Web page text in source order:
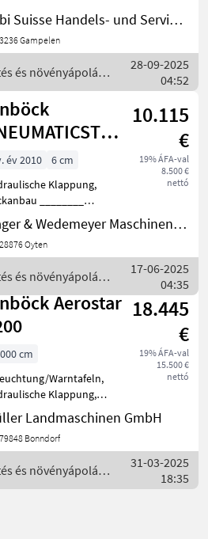
Apróhirdetések
Frontsteifblech
u. Beleuchtung nach
Aebi Suisse Handels- und Serviceorganisation SA
3236 Gampelen
és növényápolás
28-09-2025
04:52
10.115
€
19% ÁFA-val
8.500 €
nettó
év 2010
6 cm
Klappung,
________
6, 00mtr. 4
Gebläseantrieb
Mager & Wedemeyer Maschinenvertrieb GmbH & Co. KG
28876 Oyten
és növényápolás
17-06-2025
04:35
Aerostar 18.445
€
19% ÁFA-val
15.500 €
nettó
cm
Warntafeln,
Klappung,
/ -rad,
Hackstriegel
durch
(k
Landmaschinen GmbH
79848 Bonndorf
és növényápolás
31-03-2025
18:35